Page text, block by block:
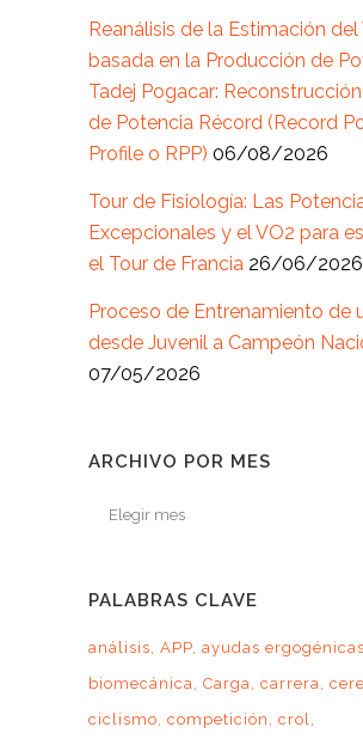
Reanálisis de la Estimación del
basada en la Producción de
Tadej Pogacar:
de Potencia Récord (Record
Profile o RPP) 06/08/2026
Tour de Fisiología: Las
Excepcionales y el VO2 para
el Tour de Francia 26/06/2026
Proceso de Entrenamiento de
desde Juvenil a Campeón
07/05/2026
ARCHIVO POR MES
Archivo
PALABRAS CLAVE
análisis APP ayudas ergogénicas
biomecánica Carga carrera
ciclismo competición
crol